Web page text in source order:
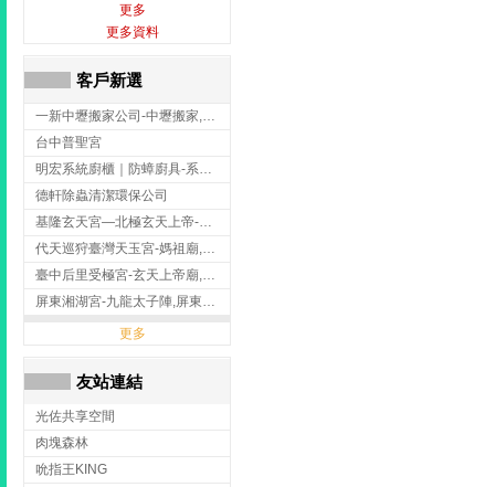
更多
更多資料
客戶新選
一新中壢搬家公司-中壢搬家,中壢搬家公司推薦,桃園搬家推薦,桃園搬家公司
台中普聖宮
明宏系統廚櫃｜防蟑廚具-系統廚櫃安裝,台中系統廚櫃安裝,彰化系統廚櫃安裝,台南系統廚櫃安裝,台中防蟑
德軒除蟲清潔環保公司
基隆玄天宮—北極玄天上帝-玄天上帝廟,拜玄天上帝,基隆玄天上帝廟,安樂區玄天上帝廟,
代天巡狩臺灣天玉宮-媽祖廟,拜媽祖,雲林媽祖廟,雲林拜媽祖,
臺中后里受極宮-玄天上帝廟,拜玄天上帝,台中玄天上帝廟,后里玄天上帝廟,
屏東湘湖宮-九龍太子陣,屏東九龍太子陣
更多
友站連結
光佐共享空間
肉塊森林
吮指王KING